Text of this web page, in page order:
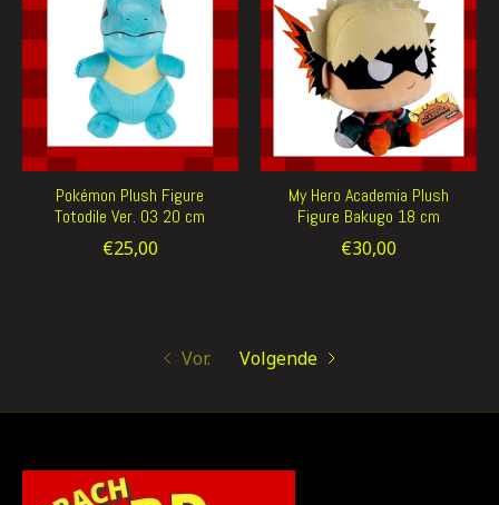
Pokémon Plush Figure
Totodile Ver. 03 20 cm
€25,00
My Hero Academia Plush
Figure Bakugo 18 cm
€30,00
Vor. Volgende